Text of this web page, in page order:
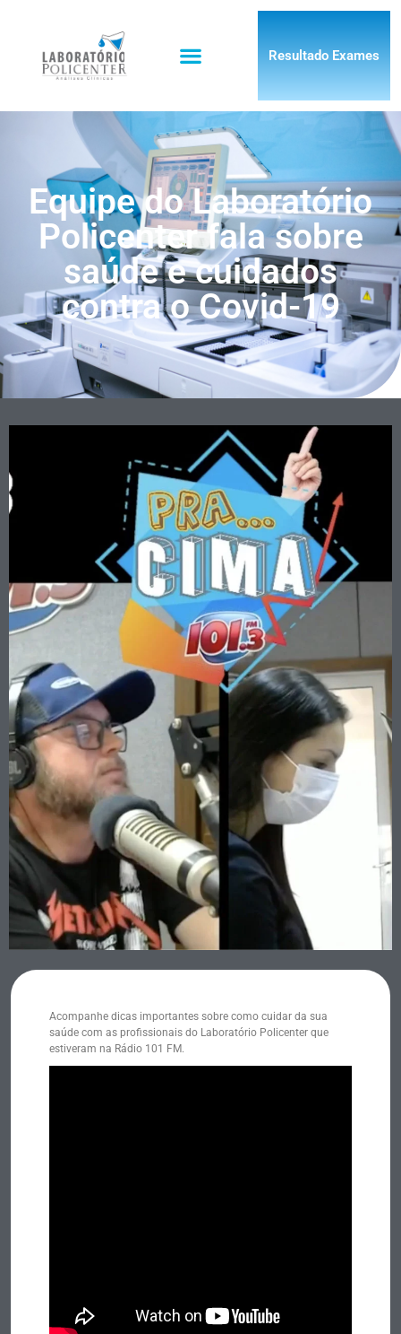
Resultado Exames
Equipe do Laboratório
Policenter fala sobre
saúde e cuidados
contra o Covid-19
Acompanhe dicas importantes sobre como cuidar da sua
saúde com as profissionais do Laboratório Policenter que
estiveram na Rádio 101 FM.